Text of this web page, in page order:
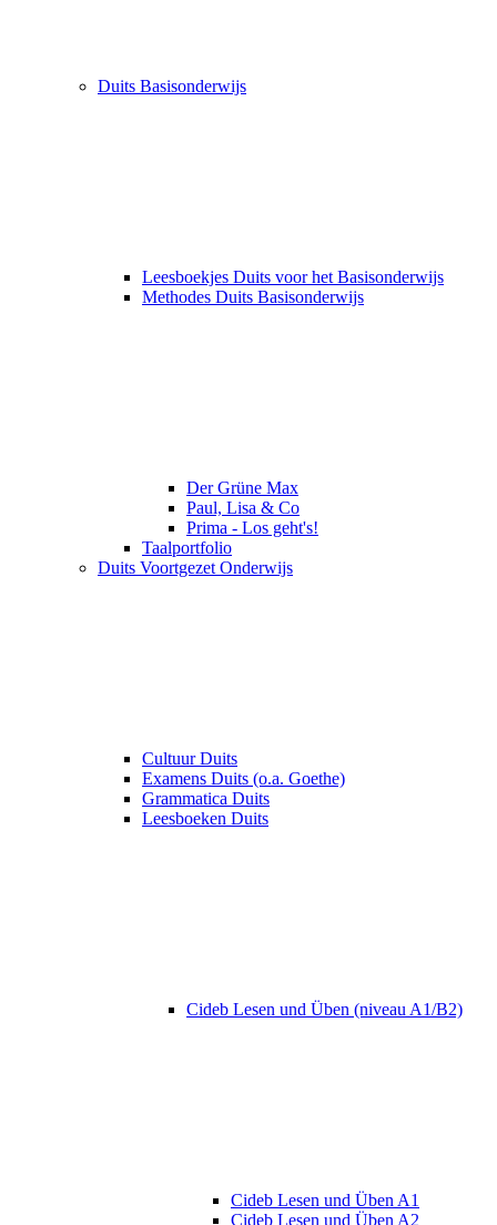
Duits Basisonderwijs
Leesboekjes Duits voor het Basisonderwijs
Methodes Duits Basisonderwijs
Der Grüne Max
Paul, Lisa & Co
Prima - Los geht's!
Taalportfolio
Duits Voortgezet Onderwijs
Cultuur Duits
Examens Duits (o.a. Goethe)
Grammatica Duits
Leesboeken Duits
Cideb Lesen und Üben (niveau A1/B2)
Cideb Lesen und Üben A1
Cideb Lesen und Üben A2